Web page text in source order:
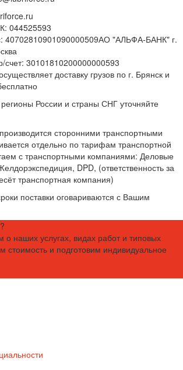
044525593
40702810901090000509АО "АЛЬФА-БАНК" г.
счет: 30101810200000000593
доставку грузов по г. Брянск и
России и страны СНГ уточняйте
сторонними транспортными
отдельно по тарифам транспортной
с транспортными компаниями: Деловые
DPD, (ответственность за
транспортная компания)
поставки оговариваются с Вашим
о наших услугах, видах работ и типовых
стоимость и подготовим индивидуальное